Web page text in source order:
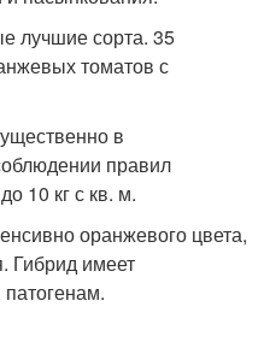
в
правил
10 кг с кв. м.
оранжевого цвета,
Гибрид имеет